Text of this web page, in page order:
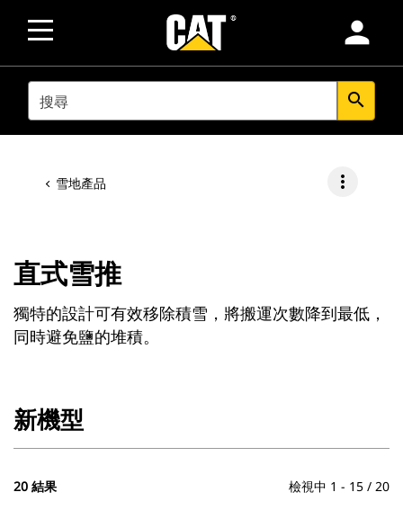
person
SEARCH search
雪地產品 more_vert
直式雪推
獨特的設計可有效移除積雪，將搬運次數降到最低，
同時避免鹽的堆積。
新機型
20 結果 檢視中 1 - 15 / 20